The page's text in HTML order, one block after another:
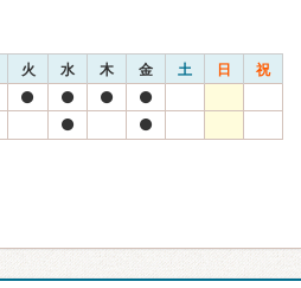
火 水 木 金 土 日 祝